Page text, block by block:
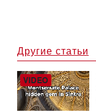
Другие статьи